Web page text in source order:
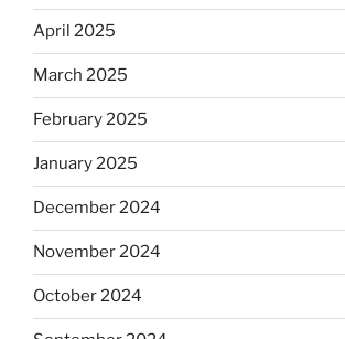
April 2025
March 2025
February 2025
January 2025
December 2024
November 2024
October 2024